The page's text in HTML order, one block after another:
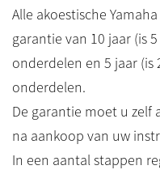
Alle akoestische
garantie van 10 jaar (is
onderdelen en 5 jaar (is
onderdelen.
De garantie moet u zelf
na aankoop van uw
In een aantal stappen